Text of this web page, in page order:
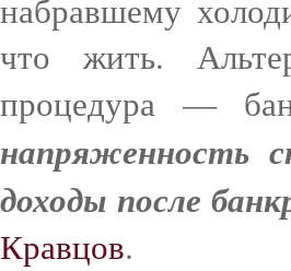
набравшему
что жить.
процедура —
напряженность
доходы после
Кравцов.